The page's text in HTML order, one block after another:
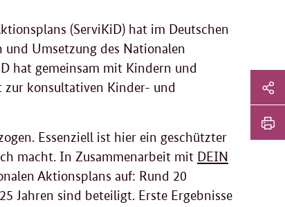
(ServiKiD) hat im Deutschen
Umsetzung des Nationalen
hat gemeinsam mit Kindern und
zur konsultativen Kinder- und
Essenziell ist hier ein geschützter
macht. In Zusammenarbeit mit DEIN
Aktionsplans auf: Rund 20
Jahren sind beteiligt. Erste Ergebnisse